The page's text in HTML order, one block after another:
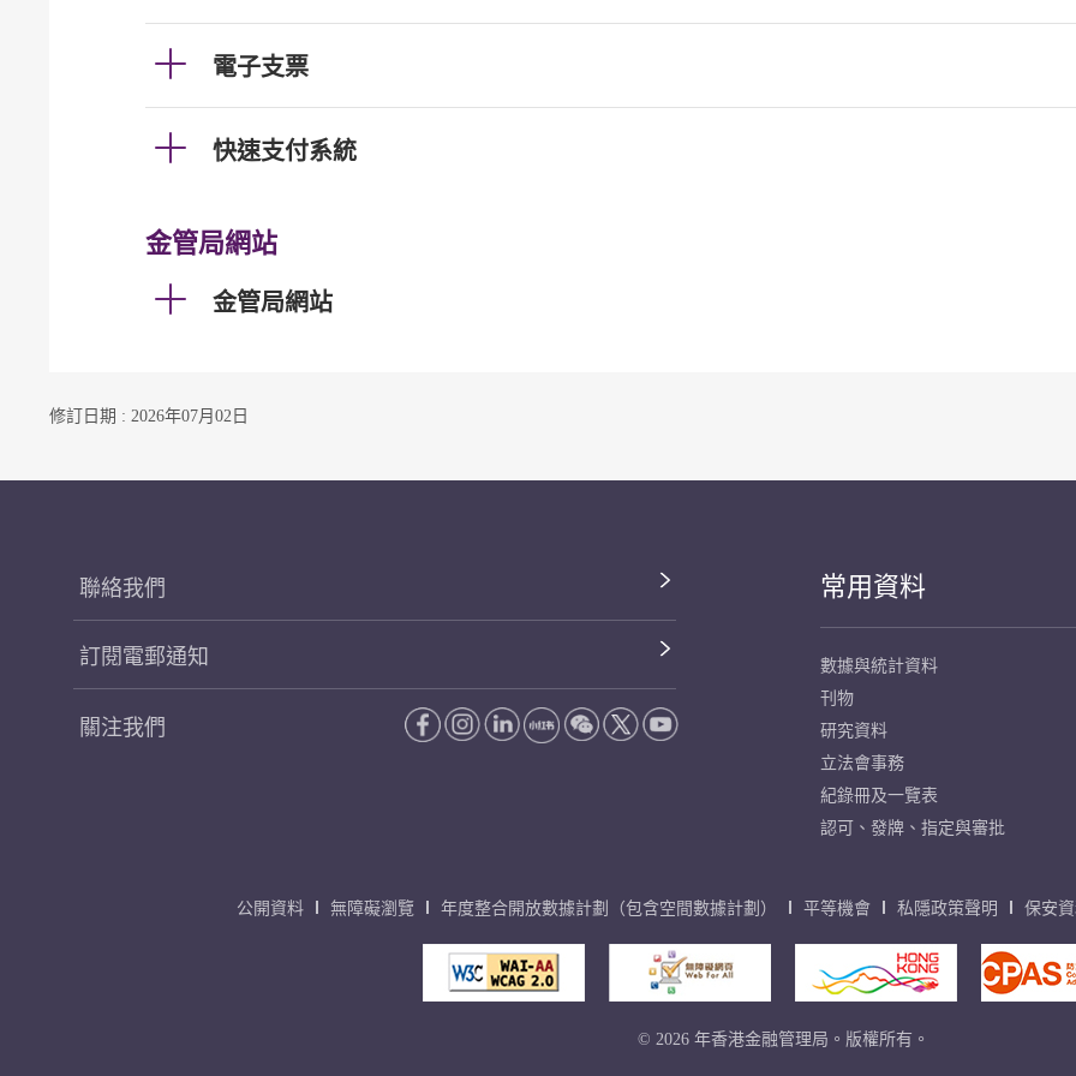
電子支票
快速支付系統
金管局網站
金管局網站
修訂日期 : 2026年07月02日
聯絡我們
訂閱電郵通知
關注我們
常用資料
數據與統計資料
刊物
研究資料
立法會事務
紀錄冊及一覽表
認可、發牌、指定與審批
公開資料 無障礙瀏覽 年度整合開放數據計劃（包含空間數據計劃） 平等機會 私隱政策聲明 保安
© 2026 年香港金融管理局。版權所有。